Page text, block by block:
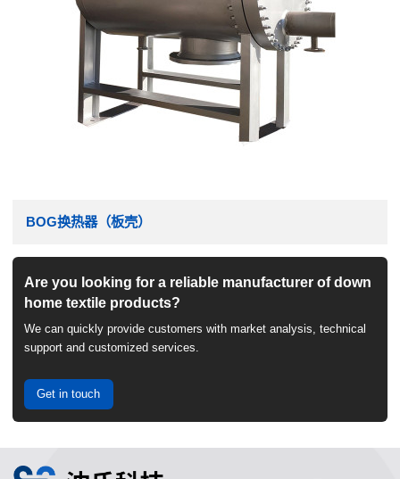
BOG换热器（板壳）
Are you looking for a reliable manufacturer of down
home textile products?
We can quickly provide customers with market analysis, technical
support and customized services.
Get in touch